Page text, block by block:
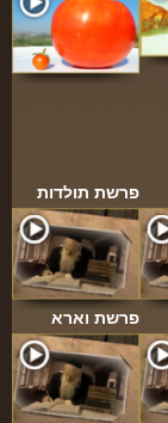
פרשת תולדות
פרשת וארא